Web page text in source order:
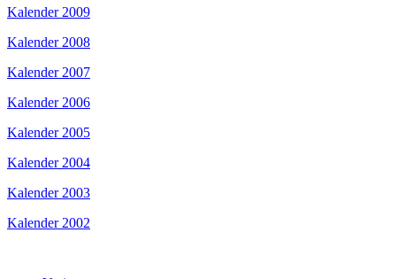
Kalender 2009
Kalender 2008
Kalender 2007
Kalender 2006
Kalender 2005
Kalender 2004
Kalender 2003
Kalender 2002